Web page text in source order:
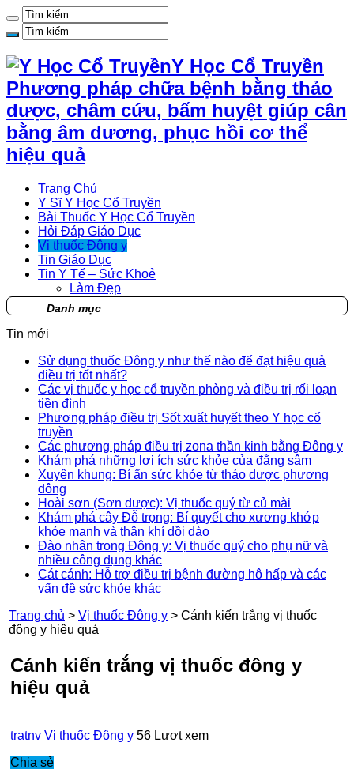
Y Học Cổ Truyền
Phương pháp chữa bệnh bằng thảo
dược, châm cứu, bấm huyệt giúp cân
bằng âm dương, phục hồi cơ thể
hiệu quả
Trang Chủ
Y Sĩ Y Học Cổ Truyền
Bài Thuốc Y Học Cổ Truyền
Hỏi Đáp Giáo Dục
Vị thuốc Đông y
Tin Giáo Dục
Tin Y Tế – Sức Khoẻ
Làm Đẹp
Danh mục
Tin mới
Sử dụng thuốc Đông y như thế nào để đạt hiệu quả
điều trị tốt nhất?
Các vị thuốc y học cổ truyền phòng và điều trị rối loạn
tiền đình
Phương pháp điều trị Sốt xuất huyết theo Y học cổ
truyền
Các phương pháp điều trị zona thần kinh bằng Đông y
Khám phá những lợi ích sức khỏe của đằng sâm
Xuyên khung: Bí ẩn sức khỏe từ thảo dược phương
đông
Hoài sơn (Sơn dược): Vị thuốc quý từ củ mài
Khám phá cây Đỗ trọng: Bí quyết cho xương khớp
khỏe mạnh và thận khí dồi dào
Đào nhân trong Đông y: Vị thuốc quý cho phụ nữ và
nhiều công dụng khác
Cát cánh: Hỗ trợ điều trị bệnh đường hô hấp và các
vấn đề sức khỏe khác
Trang chủ > Vị thuốc Đông y > Cánh kiến trắng vị thuốc
đông y hiệu quả
Cánh kiến trắng vị thuốc đông y
hiệu quả
tratnv Vị thuốc Đông y 56 Lượt xem
Chia sẻ